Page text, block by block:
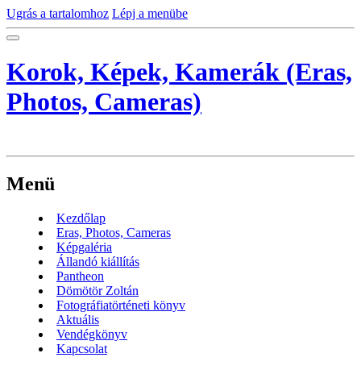
Ugrás a tartalomhoz Lépj a menübe
Korok, Képek, Kamerák (Eras,
Photos, Cameras)
Menü
Kezdőlap
Eras, Photos, Cameras
Képgaléria
Állandó kiállítás
Pantheon
Dömötör Zoltán
Fotográfiatörténeti könyv
Aktuális
Vendégkönyv
Kapcsolat